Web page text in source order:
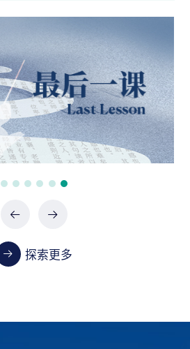
探索更多
2660SCCZD088）中标结
HW-2026-0487）中标结
HW-2026-0485）中标结
学年本科教学质量报告